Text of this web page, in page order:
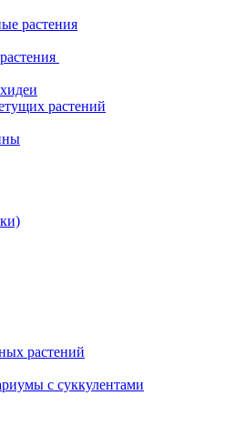
растения
растений
растений
с суккулентами